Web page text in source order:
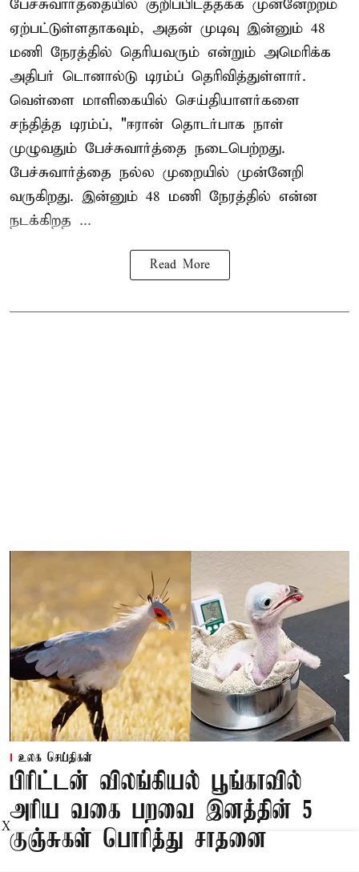
பேச்சுவார்த்தையில் குறிப்பிடத்தக்க முன்னேற்றம்
ஏற்பட்டுள்ளதாகவும், அதன் முடிவு இன்னும் 48
மணி நேரத்தில் தெரியவரும் என்றும் அமெரிக்க
அதிபர் டொனால்டு டிரம்ப் தெரிவித்துள்ளார்.
வெள்ளை மாளிகையில் செய்தியாளர்களை
சந்தித்த டிரம்ப், "ஈரான் தொடர்பாக நாள்
முழுவதும் பேச்சுவார்த்தை நடைபெற்றது.
பேச்சுவார்த்தை நல்ல முறையில் முன்னேறி
வருகிறது. இன்னும் 48 மணி நேரத்தில் என்ன
நடக்கிறத ...
Read More
உலக செய்திகள்
பிரிட்டன் விலங்கியல் பூங்காவில்
அரிய வகை பறவை இனத்தின் 5
குஞ்சுகள் பொரித்து சாதனை
X